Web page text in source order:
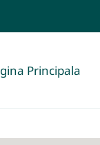
Principala